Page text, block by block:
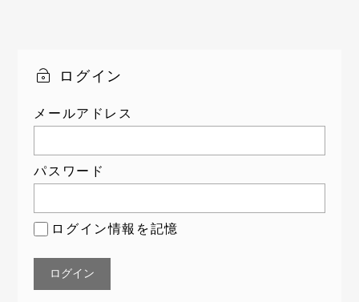
ログイン
メールアドレス
パスワード
ログイン情報を記憶